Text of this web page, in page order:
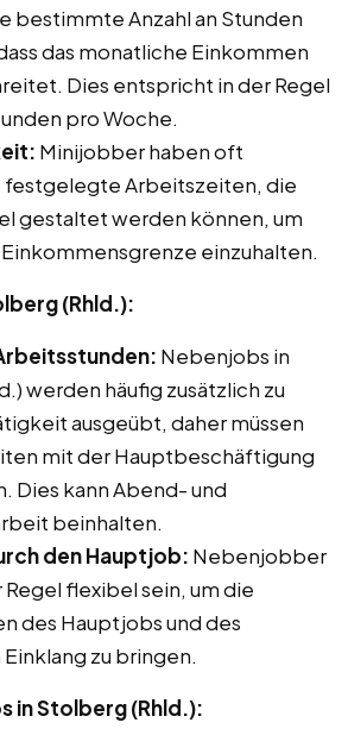
bestimmte Anzahl an Stunden
das monatliche Einkommen
Dies entspricht in der Regel
pro Woche.
Minijobber haben oft
festgelegte Arbeitszeiten, die
gestaltet werden können, um
einzuhalten.
(Rhld.):
Nebenjobs in
werden häufig zusätzlich zu
ausgeübt, daher müssen
mit der Hauptbeschäftigung
Dies kann Abend- und
beinhalten.
den Hauptjob: Nebenjobber
Regel flexibel sein, um die
des Hauptjobs und des
zu bringen.
in Stolberg (Rhld.):